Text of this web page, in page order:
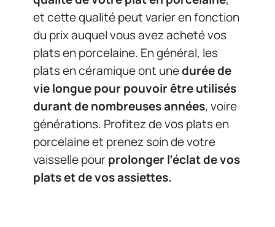
et cette qualité peut varier en fonction
du prix auquel vous avez acheté vos
plats en porcelaine. En général, les
plats en céramique ont unedurée de
vie longue pour pouvoir être utilisés
durant de nombreuses années, voire
générations. Profitez de vos plats en
porcelaine et prenez soin de votre
vaisselle pourprolonger l’éclat de vos
plats et de vos assiettes.